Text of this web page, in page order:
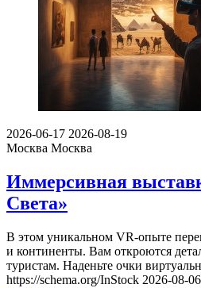
2026-06-17 2026-08-19
Москва Москва
Иммерсивная
Света»
В этом уникальном VR-опыте
и континенты. Вам откроются
туристам. Наденьте очки
https://schema.org/InStock 2026-08-